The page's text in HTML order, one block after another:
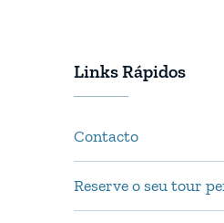
Links Rápidos
Contacto
Reserve o seu tour